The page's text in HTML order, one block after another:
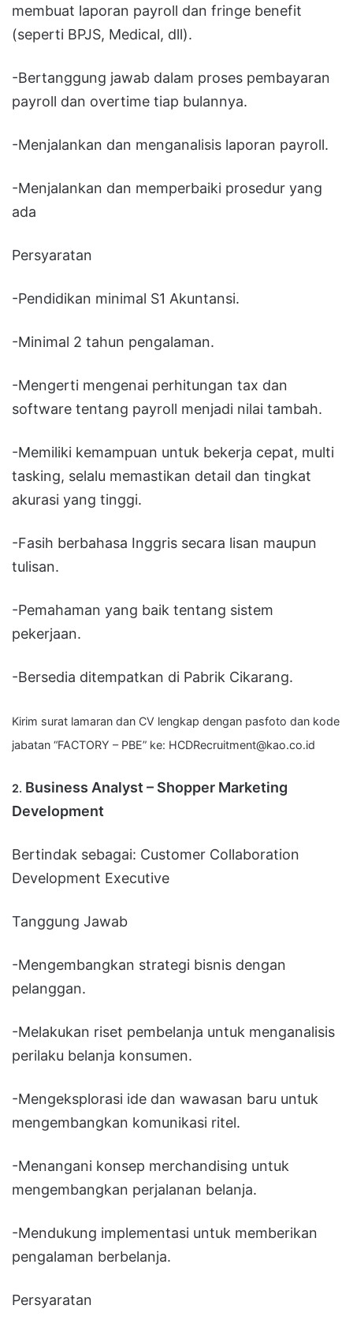
membuat laporan payroll dan fringe benefit
(seperti BPJS, Medical, dll).
-Bertanggung jawab dalam proses pembayaran
payroll dan overtime tiap bulannya.
-Menjalankan dan menganalisis laporan payroll.
-Menjalankan dan memperbaiki prosedur yang
ada
Persyaratan
-Pendidikan minimal S1 Akuntansi.
-Minimal 2 tahun pengalaman.
-Mengerti mengenai perhitungan tax dan
software tentang payroll menjadi nilai tambah.
-Memiliki kemampuan untuk bekerja cepat, multi
tasking, selalu memastikan detail dan tingkat
akurasi yang tinggi.
-Fasih berbahasa Inggris secara lisan maupun
tulisan.
-Pemahaman yang baik tentang sistem
pekerjaan.
-Bersedia ditempatkan di Pabrik Cikarang.
Kirim surat lamaran dan CV lengkap dengan pasfoto dan kode
jabatan “FACTORY – PBE” ke: HCDRecruitment@kao.co.id
2. Business Analyst – Shopper Marketing
Development
Bertindak sebagai: Customer Collaboration
Development Executive
Tanggung Jawab
-Mengembangkan strategi bisnis dengan
pelanggan.
-Melakukan riset pembelanja untuk menganalisis
perilaku belanja konsumen.
-Mengeksplorasi ide dan wawasan baru untuk
mengembangkan komunikasi ritel.
-Menangani konsep merchandising untuk
mengembangkan perjalanan belanja.
-Mendukung implementasi untuk memberikan
pengalaman berbelanja.
Persyaratan